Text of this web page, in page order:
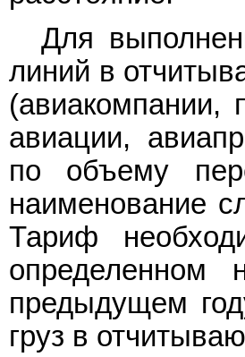
Для
линий в
(авиакомпании,
авиации,
по объему
наименование
Тариф
определенном
предыдущем
груз в